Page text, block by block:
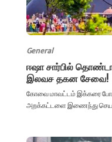
General
ஈஷா சார்பில்
இலவச தகன சேவை!
கோவை மாவட்டம் இக்கரை
அறக்கட்டளை இணைந்து